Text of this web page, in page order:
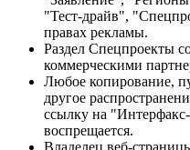
"Тест-драйв",
правах рекламы.
Раздел Спецпроекты
коммерческими
Любое копирование,
другое
ссылку на
воспрещается.
Владелец веб-